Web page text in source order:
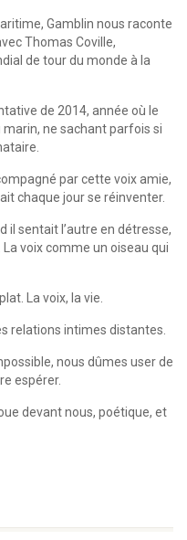
Gamblin nous raconte
Thomas Coville,
de tour du monde à la
de 2014, année où le
ne sachant parfois si
par cette voix amie,
chaque jour se réinventer.
il sentait l’autre en détresse,
voix comme un oiseau qui
La voix, la vie.
relations intimes distantes.
nous dûmes user de
espérer.
devant nous, poétique, et